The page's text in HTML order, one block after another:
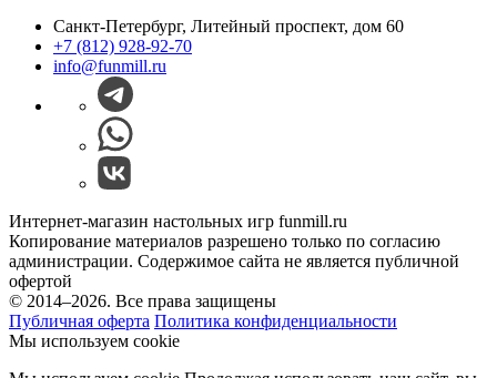
Санкт-Петербург, Литейный проспект, дом 60
+7 (812) 928-92-70
info@funmill.ru
Интернет-магазин настольных игр funmill.ru
Копирование материалов разрешено только по согласию
администрации. Содержимое сайта не является публичной
офертой
© 2014–2026. Все права защищены
Публичная оферта Политика конфиденциальности
Мы используем cookie